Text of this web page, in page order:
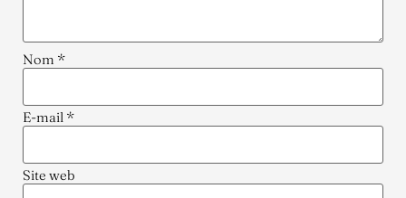
Nom *
E-mail *
Site web